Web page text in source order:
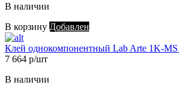
В наличии
В корзину Добавлен
Клей однокомпонентный Lab Arte 1K-MS
7 664 р/шт
В наличии